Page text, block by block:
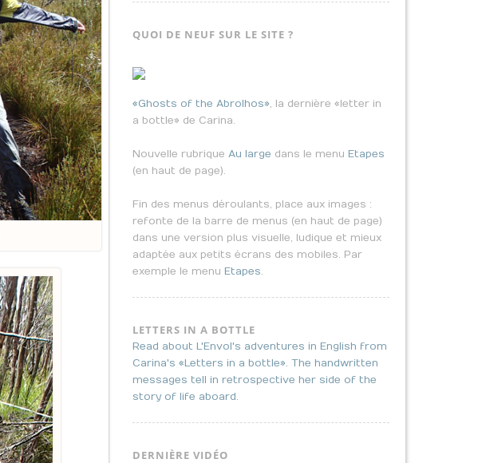
QUOI DE NEUF SUR LE SITE ?
«Ghosts of the Abrolhos», la dernière «letter in
a bottle» de Carina.
Nouvelle rubriqueAu large dans le menuEtapes
(en haut de page).
Fin des menus déroulants, place aux images :
refonte de la barre de menus (en haut de page)
dans une version plus visuelle, ludique et mieux
adaptée aux petits écrans des mobiles. Par
exemple le menuEtapes.
LETTERS IN A BOTTLE
Read about L'Envol's adventures in English from
Carina's «Letters in a bottle». The handwritten
messages tell in retrospective her side of the
story of life aboard.
DERNIÈRE VIDÉO